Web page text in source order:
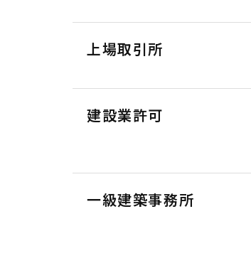
上場取引所
建設業許可
一級建築事務所